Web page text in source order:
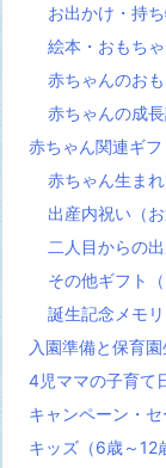
お出かけ・持
絵本・おもちゃ
赤ちゃんのお
赤ちゃんの成
赤ちゃん関連ギフ
赤ちゃん生ま
出産内祝い（
二人目からの
その他ギフト
誕生記念メモ
入園準備と保育
4児ママの子育て
キャンペーン・
キッズ（6歳～12